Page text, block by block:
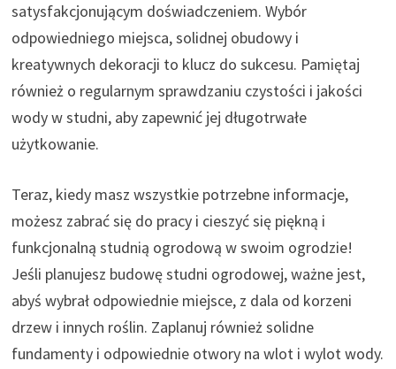
satysfakcjonującym doświadczeniem. Wybór
odpowiedniego miejsca, solidnej obudowy i
kreatywnych dekoracji to klucz do sukcesu. Pamiętaj
również o regularnym sprawdzaniu czystości i jakości
wody w studni, aby zapewnić jej długotrwałe
użytkowanie.
Teraz, kiedy masz wszystkie potrzebne informacje,
możesz zabrać się do pracy i cieszyć się piękną i
funkcjonalną studnią ogrodową w swoim ogrodzie!
Jeśli planujesz budowę studni ogrodowej, ważne jest,
abyś wybrał odpowiednie miejsce, z dala od korzeni
drzew i innych roślin. Zaplanuj również solidne
fundamenty i odpowiednie otwory na wlot i wylot wody.